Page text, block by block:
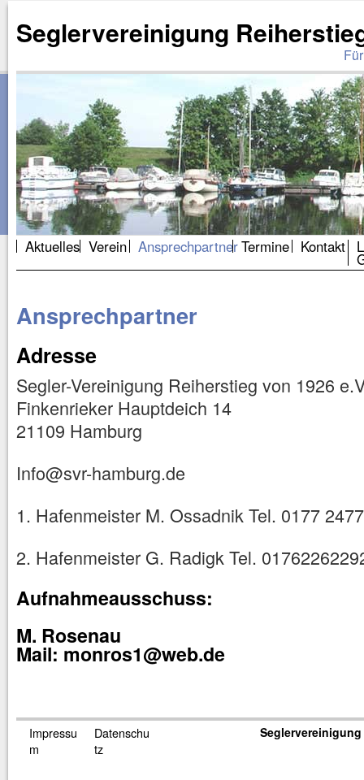
Seglervereinigung
Aktuelles Verein AnsprechpartnerTermine Kontakt
Ansprechpartner
Adresse
Segler-Vereinigung Reiherstieg von 1926
Finkenrieker Hauptdeich 14
21109 Hamburg
Info@svr-hamburg.de
1. Hafenmeister M. Ossadnik Tel. 0177
2. Hafenmeister G. Radigk Tel.
Aufnahmeausschuss:
M. Rosenau
Mail: monros1@web.de
Impressu
m
Datenschu
tz